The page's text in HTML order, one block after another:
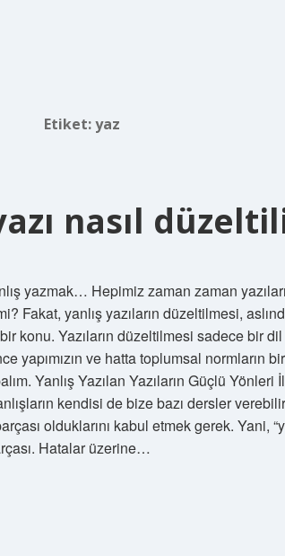
Etiket:yaz
nasıl
yazmak… Hepimiz zaman zaman
Fakat, yanlış yazıların düzeltilmesi,
konu. Yazıların düzeltilmesi sadece bir
ve hatta toplumsal normların bir
Yanlış Yazılan Yazıların Güçlü Yönleri
kendisi de bize bazı dersler
olduklarını kabul etmek gerek. Yani,
Hatalar üzerine…